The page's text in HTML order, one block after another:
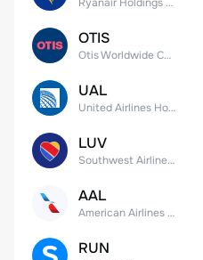
OTIS
Otis Worldwide Corporation
UAL
United Airlines Holdings, Inc. Common Stock
LUV
Southwest Airlines Co.
AAL
American Airlines Group Inc.
RUN